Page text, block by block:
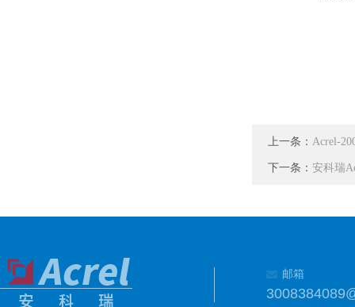
上一条： Acrel-
下一条： 安科瑞
邮箱